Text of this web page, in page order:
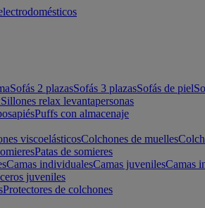
Sofás 2 plazasSofás 3 plazasSofás de piel
Sillones relax levantapersonas
Puffs con almacenaje
viscoelásticosColchones de muelles
Patas de somieres
Camas individualesCamas juvenilesCamas
juveniles
Protectores de colchones